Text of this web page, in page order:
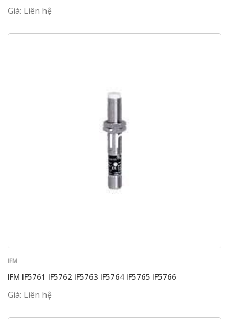
Giá: Liên hệ
IFM
IFM IF5761 IF5762 IF5763 IF5764 IF5765 IF5766
Giá: Liên hệ